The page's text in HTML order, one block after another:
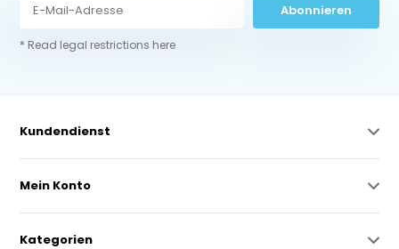
Abonnieren
* Read legal restrictions here
Kundendienst
Mein Konto
Kategorien